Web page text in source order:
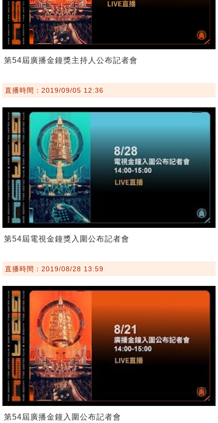
第54屆廣播金鐘獎主持人公布記者會
直播時間：2019/09/05 12:36
第54屆電視金鐘獎入圍公布記者會
直播時間：2019/08/28 13:59
第54屆廣播金鐘入圍公布記者會